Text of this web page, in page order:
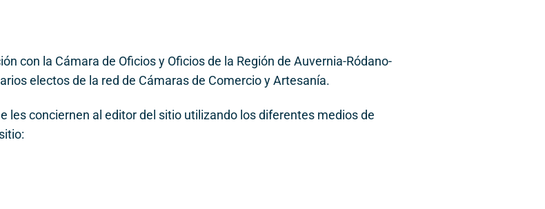
con la Cámara de Oficios y Oficios de la Región de Auvernia-Ródano-
electos de la red de Cámaras de Comercio y Artesanía.
conciernen al editor del sitio utilizando los diferentes medios de